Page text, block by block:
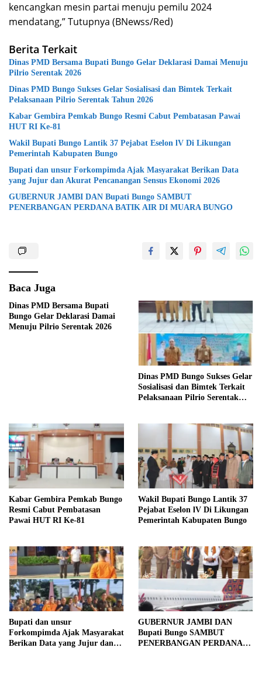
kencangkan mesin partai menuju pemilu 2024
mendatang,” Tutupnya (BNewss/Red)
Berita Terkait
Dinas PMD Bersama Bupati Bungo Gelar Deklarasi Damai Menuju
Pilrio Serentak 2026
Dinas PMD Bungo Sukses Gelar Sosialisasi dan Bimtek Terkait
Pelaksanaan Pilrio Serentak Tahun 2026
Kabar Gembira Pemkab Bungo Resmi Cabut Pembatasan Pawai
HUT RI Ke-81
Wakil Bupati Bungo Lantik 37 Pejabat Eselon lV Di Likungan
Pemerintah Kabupaten Bungo
Bupati dan unsur Forkompimda Ajak Masyarakat Berikan Data
yang Jujur dan Akurat Pencanangan Sensus Ekonomi 2026
GUBERNUR JAMBI DAN Bupati Bungo SAMBUT
PENERBANGAN PERDANA BATIK AIR DI MUARA BUNGO
Baca Juga
Dinas PMD Bersama Bupati
Bungo Gelar Deklarasi Damai
Menuju Pilrio Serentak 2026
Dinas PMD Bungo Sukses Gelar
Sosialisasi dan Bimtek Terkait
Pelaksanaan Pilrio Serentak
Kabar Gembira Pemkab Bungo
Resmi Cabut Pembatasan
Pawai HUT RI Ke-81
Wakil Bupati Bungo Lantik 37
Pejabat Eselon lV Di Likungan
Pemerintah Kabupaten Bungo
Bupati dan unsur
Forkompimda Ajak Masyarakat
Berikan Data yang Jujur dan
GUBERNUR JAMBI DAN
Bupati Bungo SAMBUT
PENERBANGAN PERDANA